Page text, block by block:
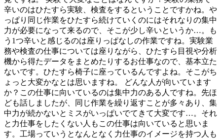
辛いのはひたすら実験、検査をするということですかね。や
っぱり同じ作業をひたすら続けていくのにはそれなりの集中
力が必要になって来るので、そこが少し辛いというか…。も
う1つ辛いと感じるのは座りっぱなしの作業ですね。実験業
務や検査の仕事については座りながら、ひたすら目視や分析
機から得たデータをまとめたりするお仕事なので、基本立た
ないです。ひたすら椅子に座っているんですよね。そこがち
ょっと大変かなとは思いますね。 どんな人が向いています
か？この仕事に向いているのは集中力のある人ですね。先ほ
ども話しましたが、同じ作業を繰り返すことが多々あり、集
中力が続かないとミスがいっぱいでてきて大変です…。それ
と力仕事をしたくない人もこの仕事は向いていると思いま
す。工場っていうとなんとなく力仕事のイメージを持つ人も